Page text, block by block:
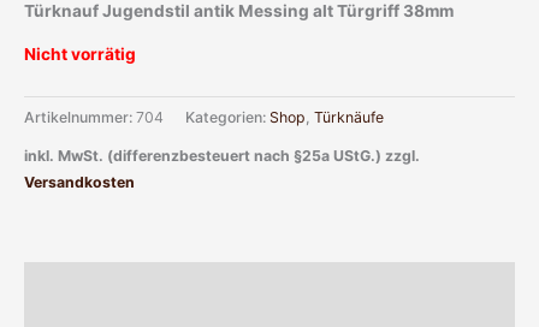
Türknauf Jugendstil antik Messing alt Türgriff 38mm
Nicht vorrätig
Artikelnummer: 704 Kategorien: Shop, Türknäufe
inkl. MwSt. (differenzbesteuert nach §25a UStG.) zzgl.
Versandkosten